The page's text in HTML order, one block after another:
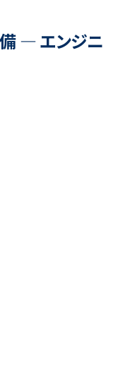
― エンジニ